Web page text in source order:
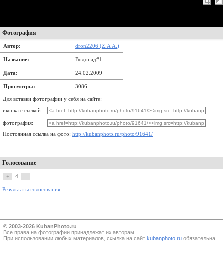
Фотография
Автор: dron2206 (Z.A.A.)
Название: Водопад#1
Дата: 24.02.2009
Просмотры: 3086
Для вставки фотографии у себя на сайте:
иконка с сылкой:
фотография:
Постоянная ссылка на фото: http://kubanphoto.ru/photo/91641/
Голосование
+ 4 –
Результаты голосования
© 2003-2026 KubanPhoto.ru
Все прaва на фотографии принадлежат их авторам.
При использовании любых материалов, ссылка на сайт kubanphoto.ru обязательна.